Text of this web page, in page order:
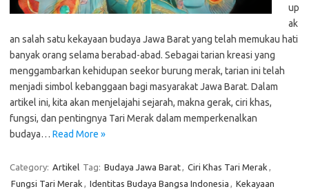
up
ak
an salah satu kekayaan budaya Jawa Barat yang telah memukau hati
banyak orang selama berabad-abad. Sebagai tarian kreasi yang
menggambarkan kehidupan seekor burung merak, tarian ini telah
menjadi simbol kebanggaan bagi masyarakat Jawa Barat. Dalam
artikel ini, kita akan menjelajahi sejarah, makna gerak, ciri khas,
fungsi, dan pentingnya Tari Merak dalam memperkenalkan
budaya… Read More »
Category: Artikel Tag: Budaya Jawa Barat, Ciri Khas Tari Merak ,
Fungsi Tari Merak , Identitas Budaya Bangsa Indonesia , Kekayaan